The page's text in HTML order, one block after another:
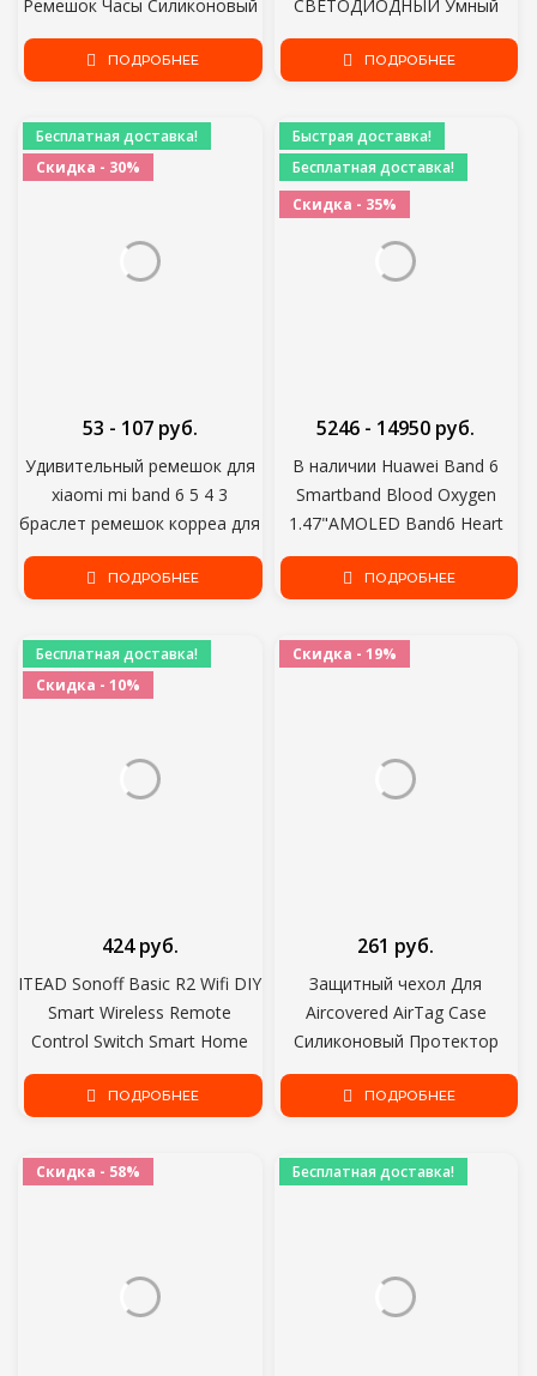
Ремешок Часы Силиконовый
Ремешок Для Xiaomi Mi band
5 6 Браслет Miband 4 3
ПОДРОБНЕЕ
СВЕТОДИОДНЫЙ Умный
Цифровой Датчик Давления
В Шинах Электрический
Мотоцикла Автомобиля
Футбола
ПОДРОБНЕЕ
Бесплатная доставка!
Скидка - 30%
Удивительный ремешок для
xiaomi mi band 6 5 4 3
браслет ремешок корреа для
xiao miband 5 4 ремешок
смарт часы наручные для Mi
53 - 107 руб.
ПОДРОБНЕЕ
Быстрая доставка!
Бесплатная доставка!
Скидка - 35%
В наличии Huawei Band 6
Smartband Blood Oxygen
1.47"AMOLED Band6 Heart
Rate Tracker Sleep Monitoring
Band 6
5246 - 14950 руб.
ПОДРОБНЕЕ
Бесплатная доставка!
Скидка - 10%
ITEAD Sonoff Basic R2 Wifi DIY
Smart Wireless Remote
Control Switch Smart Home
Light Module Работа с Alexa
Google Home eWeLink
424 руб.
ПОДРОБНЕЕ
Скидка - 19%
Защитный чехол Для
Aircovered AirTag Case
Силиконовый Протектор
Бампер Чехол Совместим с
Apple AirTags Tracker Пряжка
261 руб.
ПОДРОБНЕЕ
Скидка - 58% Бесплатная доставка!